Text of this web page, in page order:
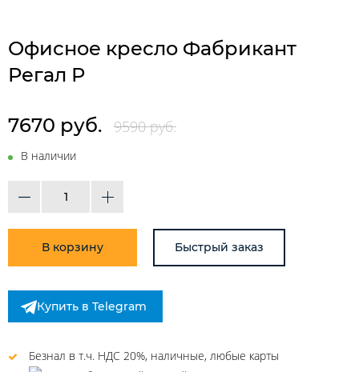
Офисное кресло Фабрикант
Регал Р
7670 руб. 9590 руб.
В наличии
В корзину Быстрый заказ
Купить в Telegram
Безнал в т.ч. НДС 20%, наличные, любые карты